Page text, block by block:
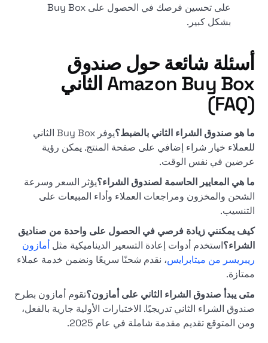
على تحسين فرصك في الحصول على Buy Box
بشكل كبير.
أسئلة شائعة حول صندوق
Amazon Buy Box الثاني
(FAQ)
ما هو صندوق الشراء الثاني بالضبط؟
يوفر Buy Box الثاني
للعملاء خيار شراء إضافي على صفحة المنتج. يمكن رؤية
عرضين في نفس الوقت.
ما هي المعايير الحاسمة لصندوق الشراء؟يؤثر السعر وسرعة
الشحن والمخزون ومراجعات العملاء وأداء المبيعات على
التنسيب.
كيف يمكنني زيادة فرصي في الحصول على واحدة من صناديق
الشراء؟استخدم أدوات إعادة التسعير الديناميكية مثل أمازون
ريبريسر من ميتابرايس، نقدم شحنًا سريعًا ونضمن خدمة عملاء
ممتازة.
متى يبدأ صندوق الشراء الثاني على أمازون؟تقوم أمازون بطرح
صندوق الشراء الثاني تدريجيًا. الاختبارات الأولية جارية بالفعل،
ومن المتوقع تقديم مقدمة شاملة في عام 2025.